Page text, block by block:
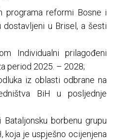
programa reformi Bosne i
dostavljeni u Brisel, a šesti
Individualni prilagođeni
period 2025. – 2028;
iz oblasti odbrane na
BiH u posljednje
Bataljonsku borbenu grupu
koja je uspješno ocijenjena